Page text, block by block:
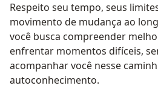
Respeito seu tempo, seus
movimento de mudança ao
você busca compreender
enfrentar momentos difíceis,
acompanhar você nesse
autoconhecimento.